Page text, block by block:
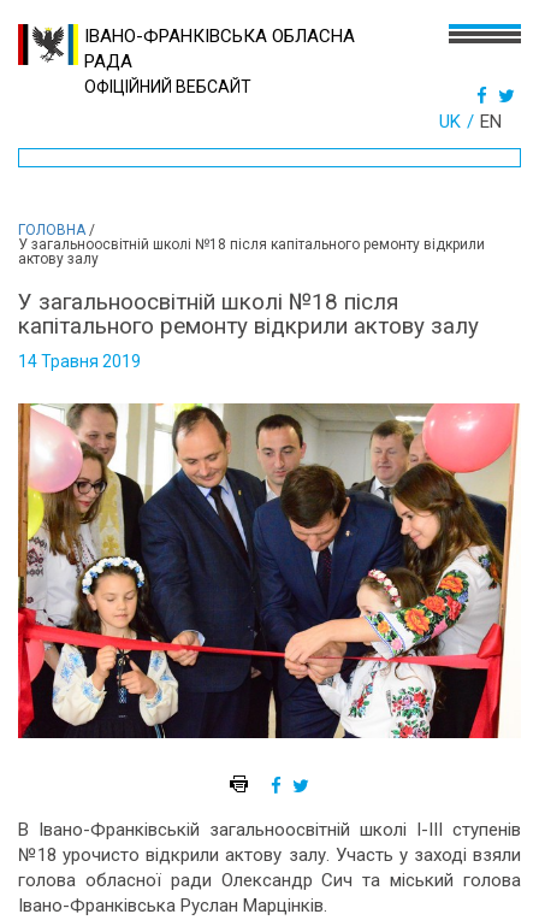
ІВАНО-ФРАНКІВСЬКА ОБЛАСНА
РАДА
ОФІЦІЙНИЙ ВЕБСАЙТ
UK EN
ГОЛОВНА/
У загальноосвітній школі №18 після капітального ремонту відкрили
актову залу
У загальноосвітній школі №18 після
капітального ремонту відкрили актову залу
14 Травня 2019
В Івано-Франківській загальноосвітній школі І-ІІІ ступенів
№18 урочисто відкрили актову залу. Участь у заході взяли
голова обласної ради Олександр Сич та міський голова
Івано-Франківська Руслан Марцінків.